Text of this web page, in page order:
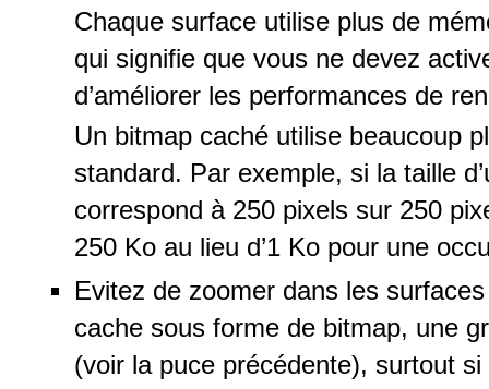
Chaque surface utilise plus de
qui signifie que vous ne devez
d’améliorer les performances de
Un bitmap caché utilise beaucoup
standard. Par exemple, si la taille
correspond à 250 pixels sur 250
250 Ko au lieu d’1 Ko pour une
Evitez de zoomer dans les
cache sous forme de bitmap, une
(voir la puce précédente), surtout